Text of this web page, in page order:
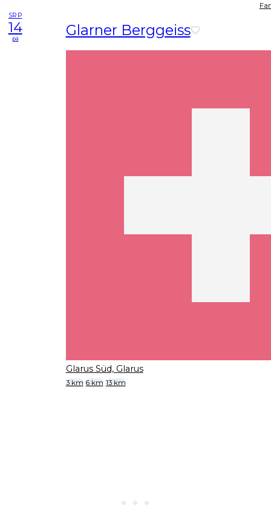
SRP
14
pá Glarner Berggeiss
Glarus Süd, Glarus
3 km 6 km 13 km